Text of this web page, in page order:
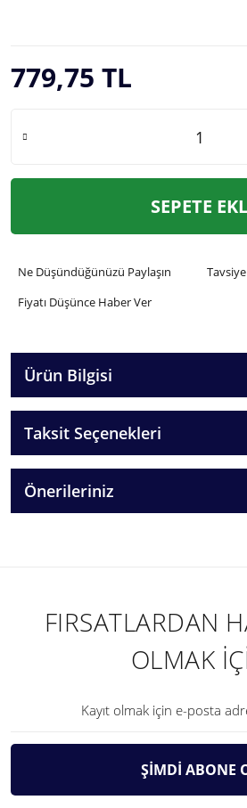
779,75 TL
SEPETE
Ne Düşündüğünüzü Paylaşın
Fiyatı Düşünce Haber Ver
Ürün Bilgisi
Taksit Seçenekleri
Önerileriniz
FIRSATLARDAN
OLMAK
ŞİMDİ ABONE